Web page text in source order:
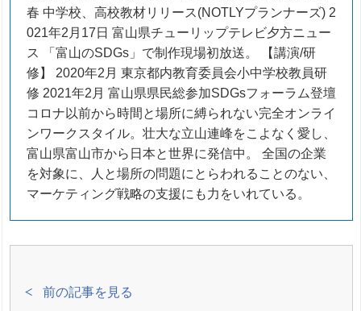
春 中学校、高校教材リリース(NOTLYプランナーズ) 2
021年2月17日 富山県チューリップテレビ夕方ニュー
ス 「富山のSDGs」で制作現場初放送。 【講演/研
修】 2020年2月 東京都内教育委員会小中学校教員研
修 2021年2月 富山県県民総参加SDGsフォーラム登壇
コロナ以前から時間と場所に縛られない完全オンライ
ンワークスタイル。壮大な立山連峰をこよなく愛し、
富山県富山市から日本と世界に発信中。 全国の企業
を対象に、人と場所の問題にとらわれることのない、
マーケティング戦略の支援にも力をいれている。
前の記事を見る